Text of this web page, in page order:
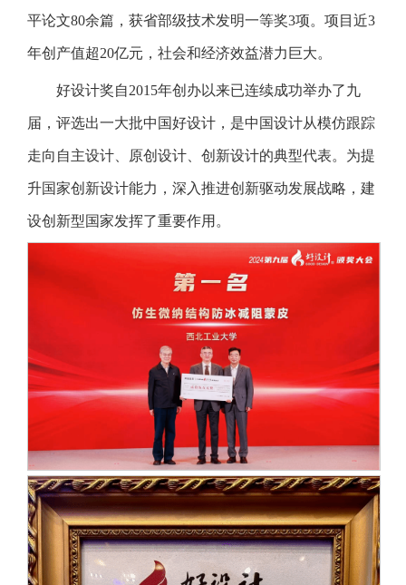
平论文80余篇，获省部级技术发明一等奖3项。项目近3
年创产值超20亿元，社会和经济效益潜力巨大。
好设计奖自2015年创办以来已连续成功举办了九
届，评选出一大批中国好设计，是中国设计从模仿跟踪
走向自主设计、原创设计、创新设计的典型代表。为提
升国家创新设计能力，深入推进创新驱动发展战略，建
设创新型国家发挥了重要作用。